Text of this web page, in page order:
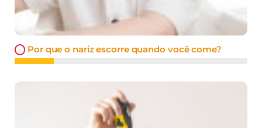
Por que o nariz escorre quando você come?